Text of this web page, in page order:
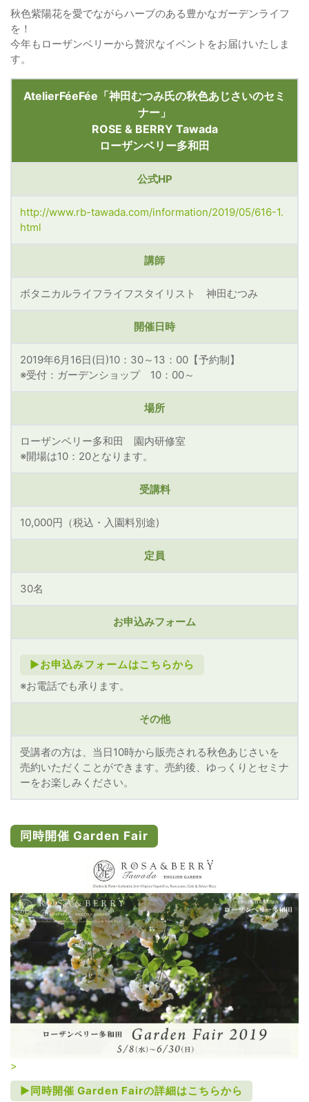
秋色紫陽花を愛でながらハーブのある豊かなガーデンライフ
を！
今年もローザンベリーから贅沢なイベントをお届けいたしま
す。
AtelierFéeFée「神田むつみ氏の秋色あじさいのセミ
ナー」
ROSE & BERRY Tawada
ローザンベリー多和田
公式HP
http://www.rb-tawada.com/information/2019/05/616-1.
html
講師
ボタニカルライフライフスタイリスト 神田むつみ
開催日時
2019年6月16日(日)10：30～13：00【予約制】
※受付：ガーデンショップ 10：00～
場所
ローザンベリー多和田 園内研修室
※開場は10：20となります。
受講料
10,000円（税込・入園料別途)
定員
30名
お申込みフォーム
►お申込みフォームはこちらから
※お電話でも承ります。
その他
受講者の方は、当日10時から販売される秋色あじさいを
売約いただくことができます。売約後、ゆっくりとセミナ
ーをお楽しみください。
同時開催 Garden Fair
>
►同時開催 Garden Fairの詳細はこちらから